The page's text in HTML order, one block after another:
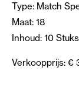
Type: Match
Maat: 18
Inhoud: 10 Stuks
Verkoopprijs: €